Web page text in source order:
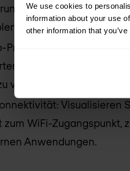
We use cookies to
information about your use
other information that
von Remote-
schneller zu lösen.
Probleme: Überwachen
Anwendungen, um die
verbessern.
Visualisieren
zum WiFi-Zugangspunkt,
Anwendungen.